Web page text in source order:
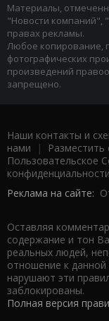
Материалы,
"Новости компаний",
правах рекламы.
Любое копирование,
фотографических
произведений
запрещено.
Наши контакты и
нами |
Пользовательское
Реклама на сайте:
Оставляя
содержание и тон
реальных людей,
отношение к
нарушают эти
заблокированы.
Полная версия